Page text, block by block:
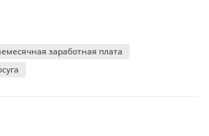
заработная плата
хозяйство нуждается в деньгах
Услуги в сфере операций с недвижимостью